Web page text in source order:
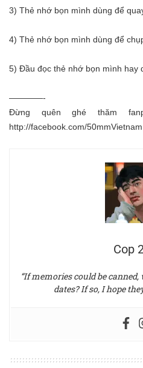
3) Thẻ nhớ bọn mình dùng để
4) Thẻ nhớ bọn mình dùng để
5) Đầu đọc thẻ nhớ bọn mình hay
————-
Đừng quên ghé thăm
http://facebook.com/50mmVietnam
Cop
“If memories could be
dates? If so, I hope